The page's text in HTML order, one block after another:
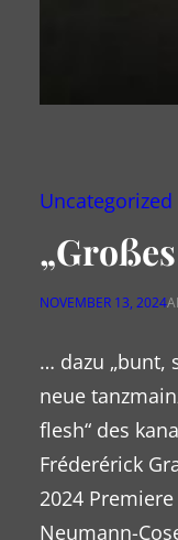
Uncategorized
NOVEMBER 13, 2024
… dazu „bunt,
neue
flesh“ des
Fréderérick
2024
Neumann-